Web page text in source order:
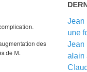
des
de M.
Jean
une
Jean
alain